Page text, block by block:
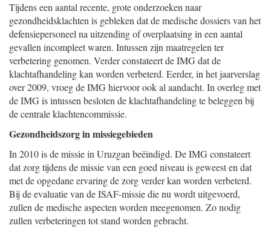
Tijdens een aantal recente, grote onderzoeken naar
gezondheidsklachten is gebleken dat de medische dossiers van het
defensiepersoneel na uitzending of overplaatsing in een aantal
gevallen incompleet waren. Intussen zijn maatregelen ter
verbetering genomen. Verder constateert de IMG dat de
klachtafhandeling kan worden verbeterd. Eerder, in het jaarverslag
over 2009, vroeg de IMG hiervoor ook al aandacht. In overleg met
de IMG is intussen besloten de klachtafhandeling te beleggen bij
de centrale klachtencommissie.
Gezondheidszorg in missiegebieden
In 2010 is de missie in Uruzgan beëindigd. De IMG constateert
dat zorg tijdens de missie van een goed niveau is geweest en dat
met de opgedane ervaring de zorg verder kan worden verbeterd.
Bij de evaluatie van de ISAF-missie die nu wordt uitgevoerd,
zullen de medische aspecten worden meegenomen. Zo nodig
zullen verbeteringen tot stand worden gebracht.